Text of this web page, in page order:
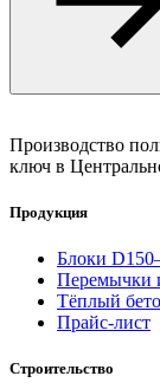
Производство
ключ в
Продукция
Блоки
Перемычки
Тёплый
Прайс-лист
Строительство